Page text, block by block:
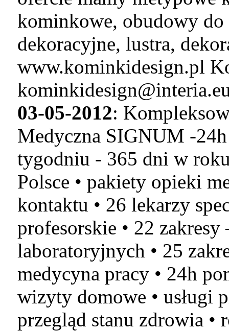
kominkowe, obudowy
dekoracyjne, lustra,
www.kominkidesign.pl
03-05-2012:
Medyczna SIGNUM -
tygodniu - 365 dni w
Polsce • pakiety opieki
kontaktu • 26 lekarzy
profesorskie • 22
laboratoryjnych • 25
medycyna pracy • 24h
wizyty domowe • usługi
przegląd stanu zdrowia •